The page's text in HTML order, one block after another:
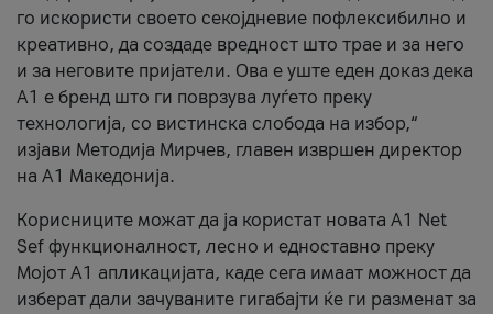
го искористи своето секојдневие пофлексибилно и
креативно, да создаде вредност што трае и за него
и за неговите пријатели. Ова е уште еден доказ дека
А1 е бренд што ги поврзува луѓето преку
технологија, со вистинска слобода на избор,“
изјави Методија Мирчев, главен извршен директор
на А1 Македонија.
Корисниците можат да ја користат новата А1 Net
Sef функционалност, лесно и едноставно преку
Мојот А1 апликацијата, каде сега имаат можност да
изберат дали зачуваните гигабајти ќе ги разменат за